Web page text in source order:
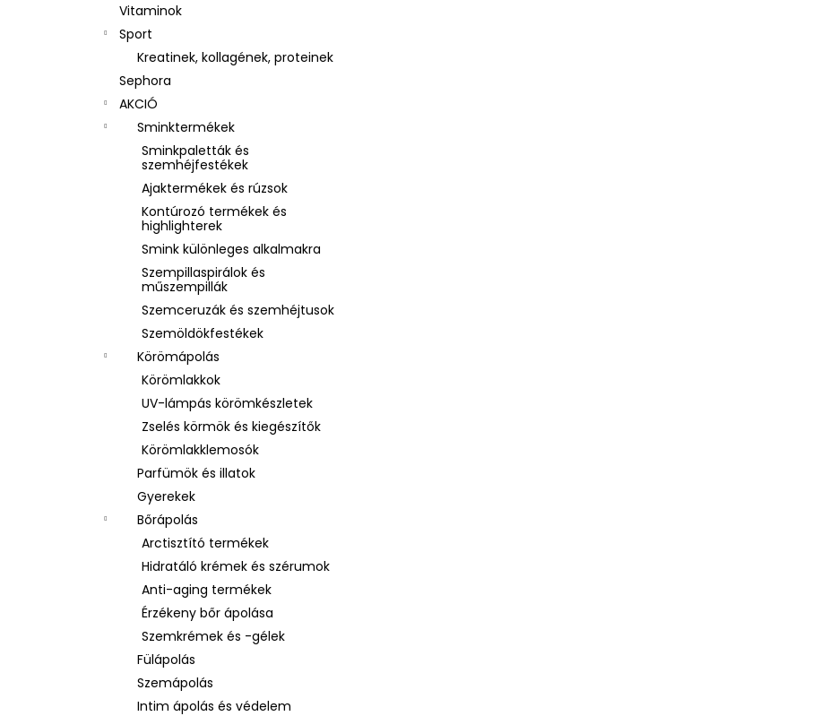
Vitaminok
Sport
Kreatinek, kollagének, proteinek
Sephora
AKCIÓ
Sminktermékek
Sminkpaletták és
szemhéjfestékek
Ajaktermékek és rúzsok
Kontúrozó termékek és
highlighterek
Smink különleges alkalmakra
Szempillaspirálok és
műszempillák
Szemceruzák és szemhéjtusok
Szemöldökfestékek
Körömápolás
Körömlakkok
UV-lámpás körömkészletek
Zselés körmök és kiegészítők
Körömlakklemosók
Parfümök és illatok
Gyerekek
Bőrápolás
Arctisztító termékek
Hidratáló krémek és szérumok
Anti-aging termékek
Érzékeny bőr ápolása
Szemkrémek és -gélek
Fülápolás
Szemápolás
Intim ápolás és védelem